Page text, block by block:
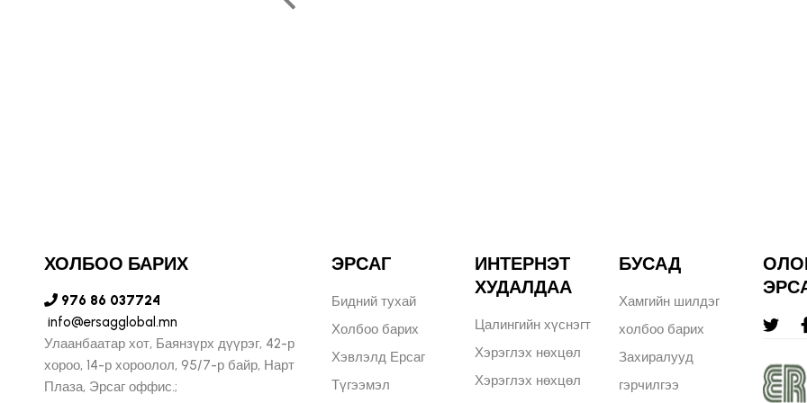
ХОЛБОО БАРИХ
976 86 037724
info@ersagglobal.mn
Улаанбаатар хот, Баянзүрх дүүрэг, 42-р
хороо, 14-р хороолол, 95/7-р байр, Нарт
Плаза, Эрсаг оффис.;
ЭРСАГ
Бидний тухай
Холбоо барих
Хэвлэлд Ерсаг
Түгээмэл
ИНТЕРНЭТ
ХУДАЛДАА
Цалингийн хүснэгт
Хэрэглэх нөхцөл
Хэрэглэх нөхцөл
БУСАД
Хамгийн шилдэг
холбоо барих
Захиралууд
гэрчилгээ